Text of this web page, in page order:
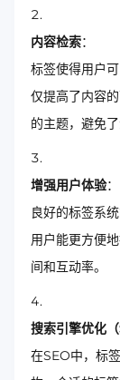
内容检索：
标签使得用户
仅提高了内容
的主题，避免
增强用户体验：
良好的标签系
用户能更方便
间和互动率。
搜索引擎优化（
在SEO中，标